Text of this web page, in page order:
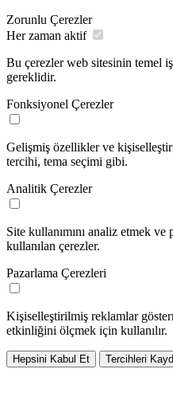
Zorunlu Çerezler
Her zaman aktif
Bu çerezler web sitesinin temel
gereklidir.
Fonksiyonel Çerezler
Gelişmiş özellikler ve
tercihi, tema seçimi gibi.
Analitik Çerezler
Site kullanımını analiz etmek
kullanılan çerezler.
Pazarlama Çerezleri
Kişiselleştirilmiş reklamlar
etkinliğini ölçmek için kullanılır.
Hepsini Kabul Et Tercihleri